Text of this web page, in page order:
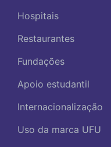
Hospitais
Restaurantes
Fundações
Apoio estudantil
Internacionalização
Uso da marca UFU